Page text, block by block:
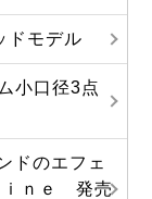
ドモデル
小口径3点
ドのエフェ
ｉｎｅ 発売